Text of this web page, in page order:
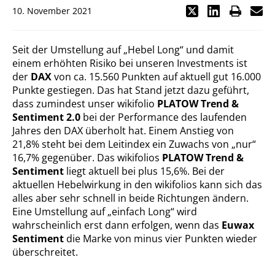
10. November 2021
Seit der Umstellung auf „Hebel Long“ und damit
einem erhöhten Risiko bei unseren Investments ist
der DAXvon ca. 15.560 Punkten auf aktuell gut 16.000
Punkte gestiegen. Das hat Stand jetzt dazu geführt,
dass zumindest unser wikifolio PLATOW Trend &
Sentiment 2.0 bei der Performance des laufenden
Jahres den DAX überholt hat. Einem Anstieg von
21,8% steht bei dem Leitindex ein Zuwachs von „nur“
16,7% gegenüber. Das wikifolios PLATOW Trend &
Sentiment liegt aktuell bei plus 15,6%. Bei der
aktuellen Hebelwirkung in den wikifolios kann sich das
alles aber sehr schnell in beide Richtungen ändern.
Eine Umstellung auf „einfach Long“ wird
wahrscheinlich erst dann erfolgen, wenn das Euwax
Sentimentdie Marke von minus vier Punkten wieder
überschreitet.